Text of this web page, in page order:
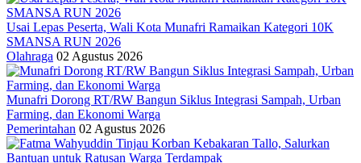
Usai Lepas Peserta, Wali Kota Munafri Ramaikan Kategori 10K
SMANSA RUN 2026
Olahraga 02 Agustus 2026
Munafri Dorong RT/RW Bangun Siklus Integrasi Sampah, Urban
Farming, dan Ekonomi Warga
Pemerintahan 02 Agustus 2026